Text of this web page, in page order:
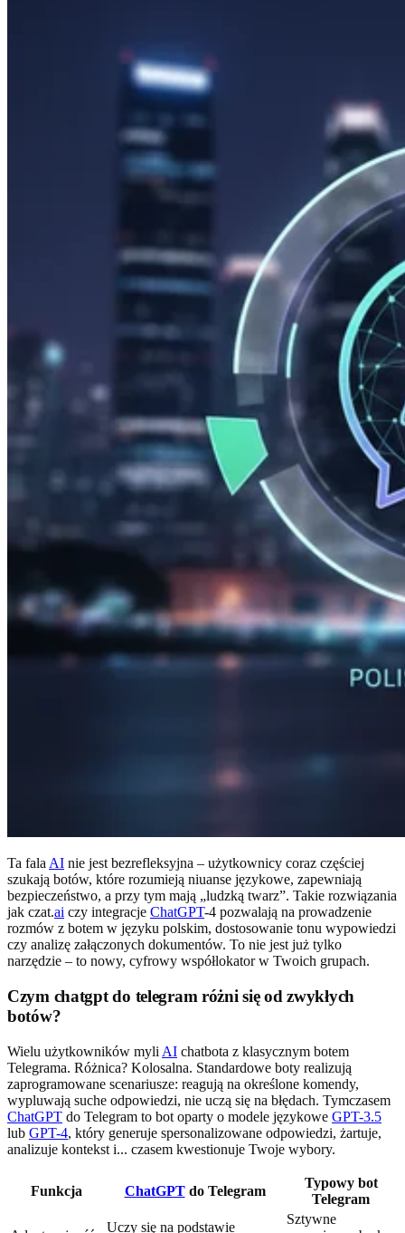
Ta fala AI nie jest bezrefleksyjna – użytkownicy coraz częściej
szukają botów, które rozumieją niuanse językowe, zapewniają
bezpieczeństwo, a przy tym mają „ludzką twarz”. Takie rozwiązania
jak czat.ai czy integracje ChatGPT-4 pozwalają na prowadzenie
rozmów z botem w języku polskim, dostosowanie tonu wypowiedzi
czy analizę załączonych dokumentów. To nie jest już tylko
narzędzie – to nowy, cyfrowy współlokator w Twoich grupach.
Czym chatgpt do telegram różni się od zwykłych
botów?
Wielu użytkowników myli AI chatbota z klasycznym botem
Telegrama. Różnica? Kolosalna. Standardowe boty realizują
zaprogramowane scenariusze: reagują na określone komendy,
wypluwają suche odpowiedzi, nie uczą się na błędach. Tymczasem
ChatGPT do Telegram to bot oparty o modele językowe GPT-3.5
lub GPT-4, który generuje spersonalizowane odpowiedzi, żartuje,
analizuje kontekst i... czasem kwestionuje Twoje wybory.
Funkcja ChatGPTdo Telegram
Typowy bot
Telegram
Uczy się na podstawie
Sztywne